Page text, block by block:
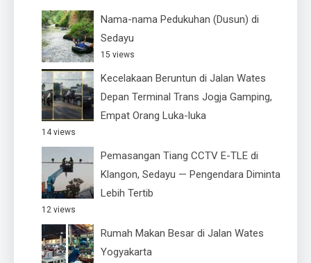
Nama-nama Pedukuhan (Dusun) di
Sedayu
15 views
Kecelakaan Beruntun di Jalan Wates
Depan Terminal Trans Jogja Gamping,
Empat Orang Luka-luka
14 views
Pemasangan Tiang CCTV E-TLE di
Klangon, Sedayu — Pengendara Diminta
Lebih Tertib
12 views
Rumah Makan Besar di Jalan Wates
Yogyakarta